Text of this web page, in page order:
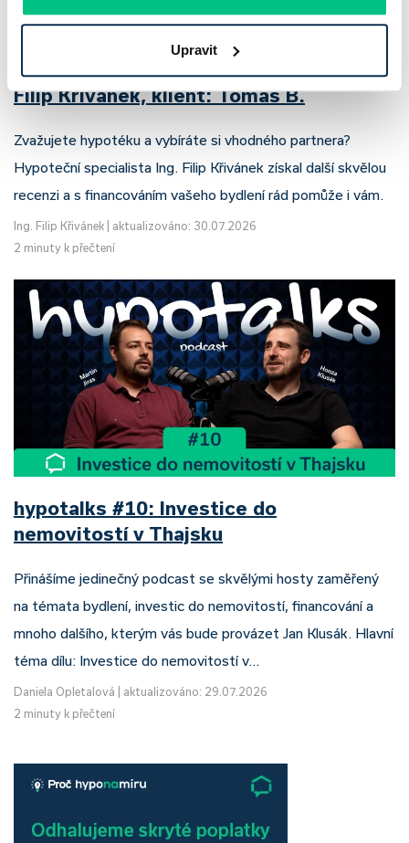
Upravit
Recenze - hypoteční specialista: Ing.
Filip Křivánek, klient: Tomáš B.
Zvažujete hypotéku a vybíráte si vhodného partnera?
Hypoteční specialista Ing. Filip Křivánek získal další skvělou
recenzi a s financováním vašeho bydlení rád pomůže i vám.
Ing. Filip Křivánek
aktualizováno: 30.07.2026
2 minuty k přečtení
hypotalks #10: Investice do
nemovitostí v Thajsku
Přinášíme jedinečný podcast se skvělými hosty zaměřený
na témata bydlení, investic do nemovitostí, financování a
mnoho dalšího, kterým vás bude provázet Jan Klusák. Hlavní
téma dílu: Investice do nemovitostí v…
Daniela Opletalová
aktualizováno: 29.07.2026
2 minuty k přečtení